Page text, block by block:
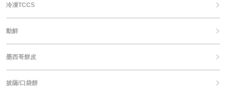
冷凍TCCS
動鮮
墨西哥餅皮
披薩/口袋餅